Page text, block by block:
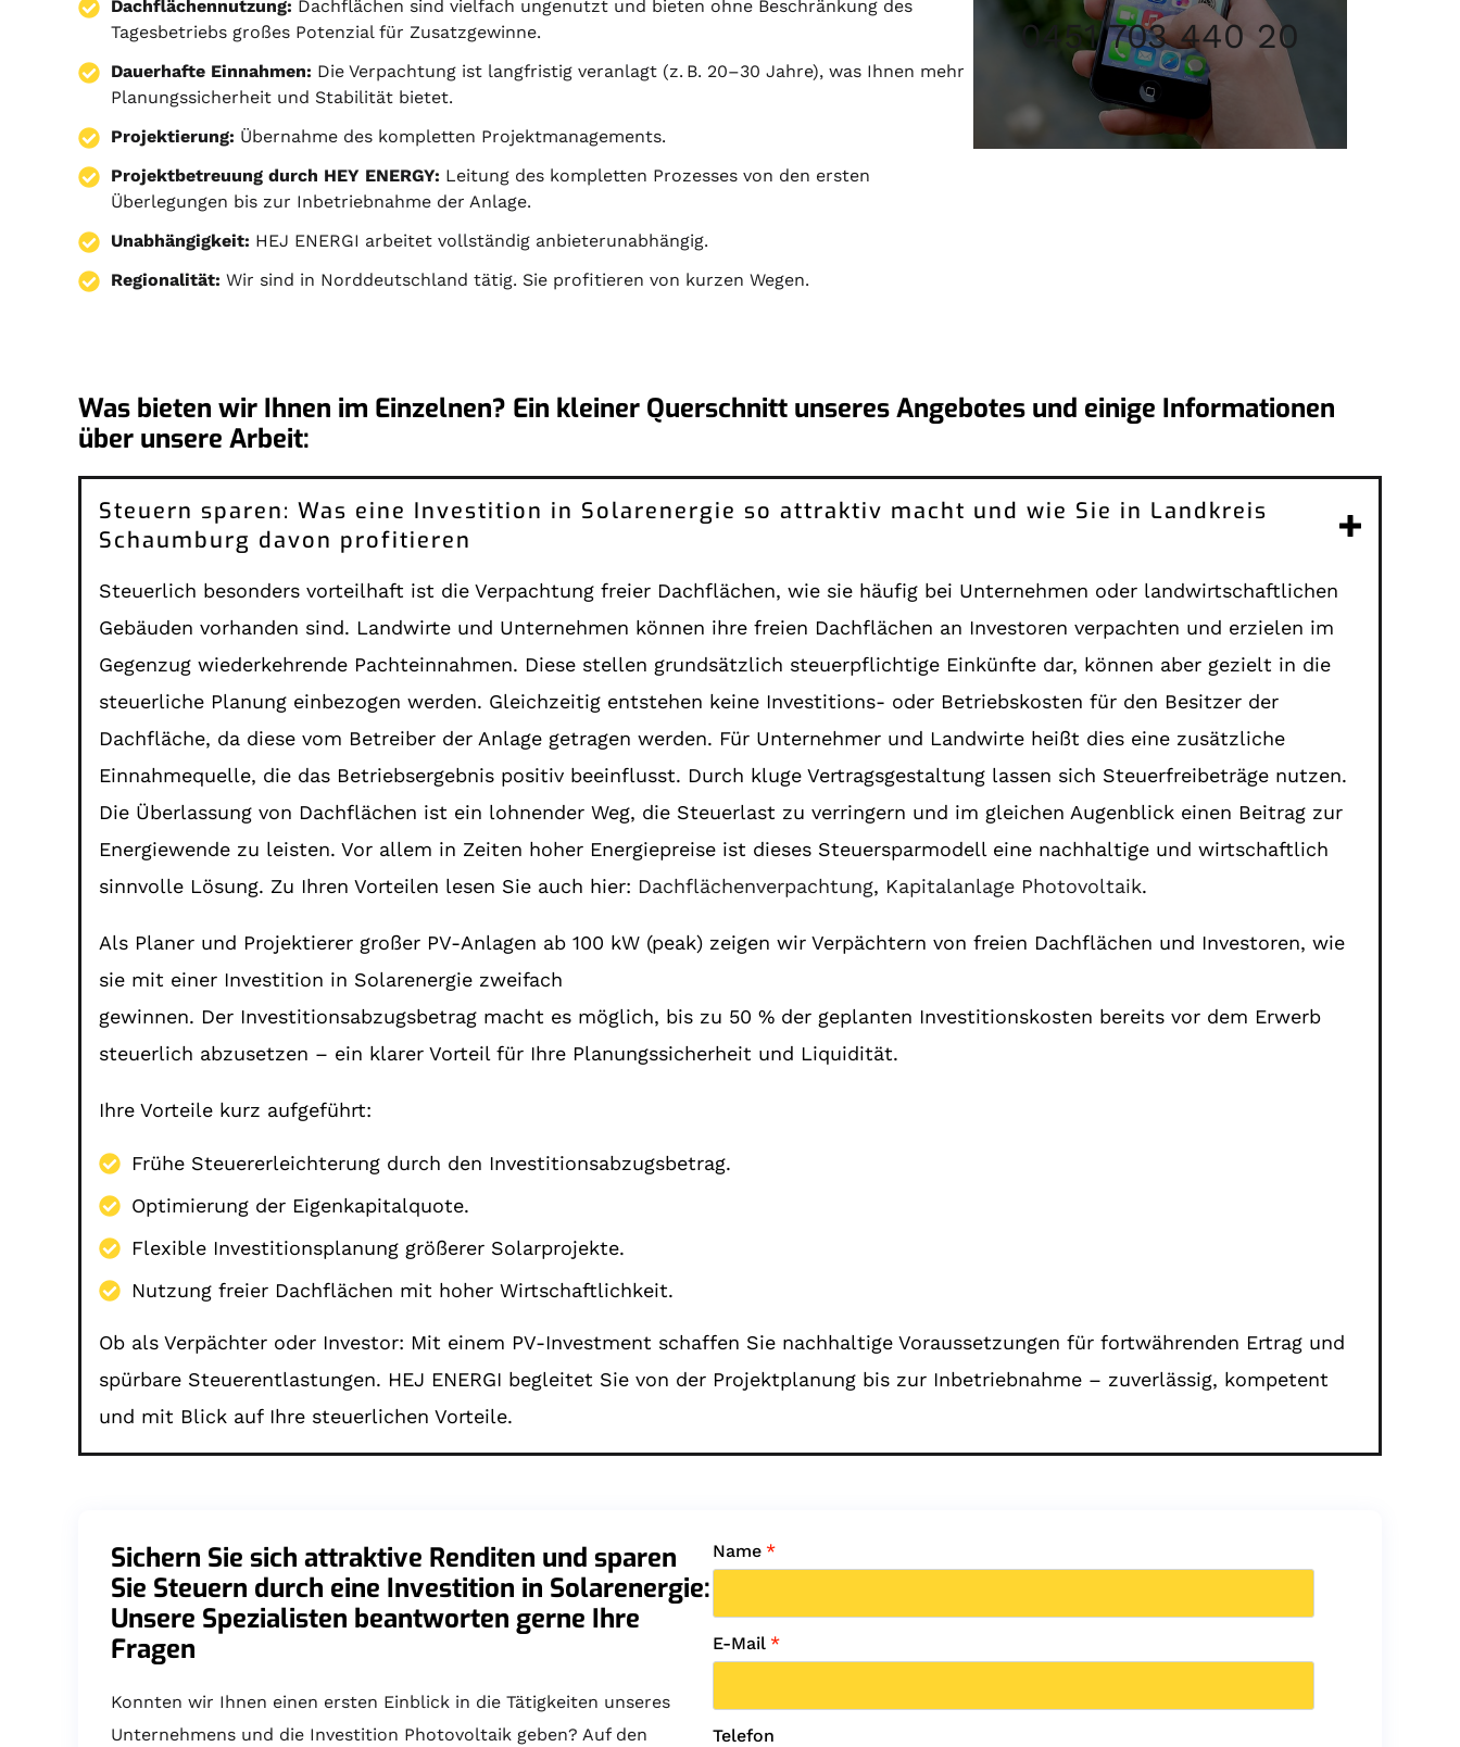
Dachflächennutzung: Dachflächen sind vielfach ungenutzt und bieten ohne Beschränkung des
Tagesbetriebs großes Potenzial für Zusatzgewinne.
Dauerhafte Einnahmen: Die Verpachtung ist langfristig veranlagt (z. B. 20–30 Jahre), was Ihnen mehr
Planungssicherheit und Stabilität bietet.
Projektierung: Übernahme des kompletten Projektmanagements.
Projektbetreuung durch HEY ENERGY: Leitung des kompletten Prozesses von den ersten
Überlegungen bis zur Inbetriebnahme der Anlage.
Unabhängigkeit: HEJ ENERGI arbeitet vollständig anbieterunabhängig.
Regionalität: Wir sind in Norddeutschland tätig. Sie profitieren von kurzen Wegen.
0451 703 440 20
Was bieten wir Ihnen im Einzelnen? Ein kleiner Querschnitt unseres Angebotes und einige Informationen
über unsere Arbeit:
Steuern sparen: Was eine Investition in Solarenergie so attraktiv macht und wie Sie in Landkreis
Schaumburg davon profitieren
Steuerlich besonders vorteilhaft ist die Verpachtung freier Dachflächen, wie sie häufig bei Unternehmen oder landwirtschaftlichen
Gebäuden vorhanden sind. Landwirte und Unternehmen können ihre freien Dachflächen an Investoren verpachten und erzielen im
Gegenzug wiederkehrende Pachteinnahmen. Diese stellen grundsätzlich steuerpflichtige Einkünfte dar, können aber gezielt in die
steuerliche Planung einbezogen werden. Gleichzeitig entstehen keine Investitions- oder Betriebskosten für den Besitzer der
Dachfläche, da diese vom Betreiber der Anlage getragen werden. Für Unternehmer und Landwirte heißt dies eine zusätzliche
Einnahmequelle, die das Betriebsergebnis positiv beeinflusst. Durch kluge Vertragsgestaltung lassen sich Steuerfreibeträge nutzen.
Die Überlassung von Dachflächen ist ein lohnender Weg, die Steuerlast zu verringern und im gleichen Augenblick einen Beitrag zur
Energiewende zu leisten. Vor allem in Zeiten hoher Energiepreise ist dieses Steuersparmodell eine nachhaltige und wirtschaftlich
sinnvolle Lösung. Zu Ihren Vorteilen lesen Sie auch hier: Dachflächenverpachtung, Kapitalanlage Photovoltaik.
Als Planer und Projektierer großer PV-Anlagen ab 100 kW (peak) zeigen wir Verpächtern von freien Dachflächen und Investoren, wie
sie mit einer Investition in Solarenergie zweifach
gewinnen. Der Investitionsabzugsbetrag macht es möglich, bis zu 50 % der geplanten Investitionskosten bereits vor dem Erwerb
steuerlich abzusetzen – ein klarer Vorteil für Ihre Planungssicherheit und Liquidität.
Ihre Vorteile kurz aufgeführt:
Frühe Steuererleichterung durch den Investitionsabzugsbetrag.
Optimierung der Eigenkapitalquote.
Flexible Investitionsplanung größerer Solarprojekte.
Nutzung freier Dachflächen mit hoher Wirtschaftlichkeit.
Ob als Verpächter oder Investor: Mit einem PV-Investment schaffen Sie nachhaltige Voraussetzungen für fortwährenden Ertrag und
spürbare Steuerentlastungen. HEJ ENERGI begleitet Sie von der Projektplanung bis zur Inbetriebnahme – zuverlässig, kompetent
und mit Blick auf Ihre steuerlichen Vorteile.
Sichern Sie sich attraktive Renditen und sparen
Sie Steuern durch eine Investition in Solarenergie:
Unsere Spezialisten beantworten gerne Ihre
Fragen
Konnten wir Ihnen einen ersten Einblick in die Tätigkeiten unseres
Unternehmens und die Investition Photovoltaik geben? Auf den
Name *
E-Mail *
Telefon